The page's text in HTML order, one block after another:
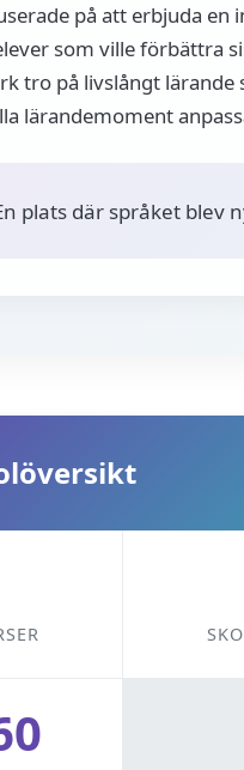
på att erbjuda
som ville förbättra
tro på livslångt
lärandemoment
plats där språket blev